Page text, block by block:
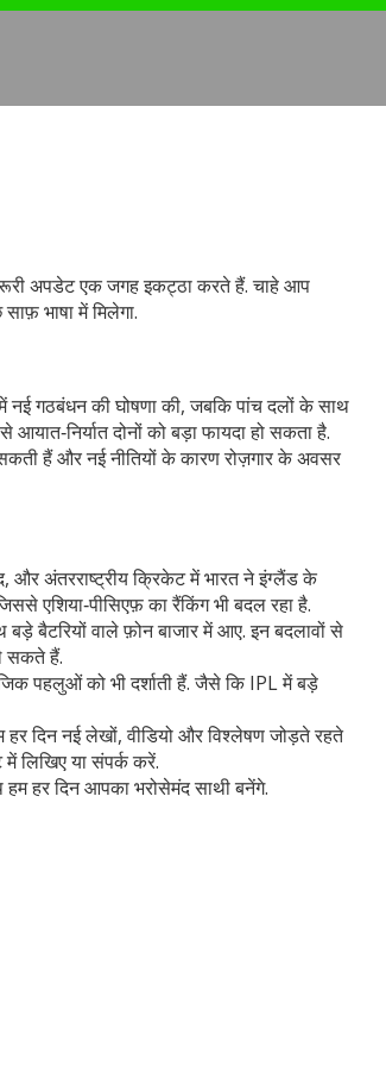
अपडेट एक जगह इकट्ठा करते हैं. चाहे आप
भाषा में मिलेगा.
नई गठबंधन की घोषणा की, जबकि पांच दलों के साथ
दोनों को बड़ा फायदा हो सकता है.
हैं और नई नीतियों के कारण रोज़गार के अवसर
और अंतरराष्ट्रीय क्रिकेट में भारत ने इंग्लैंड के
एशिया‑पीसिएफ़ का रैंकिंग भी बदल रहा है.
वाले फ़ोन बाजार में आए. इन बदलावों से
सकते हैं.
पहलुओं को भी दर्शाती हैं. जैसे कि IPL में बड़े
दिन नई लेखों, वीडियो और विश्लेषण जोड़ते रहते
लिखिए या संपर्क करें.
हर दिन आपका भरोसेमंद साथी बनेंगे.